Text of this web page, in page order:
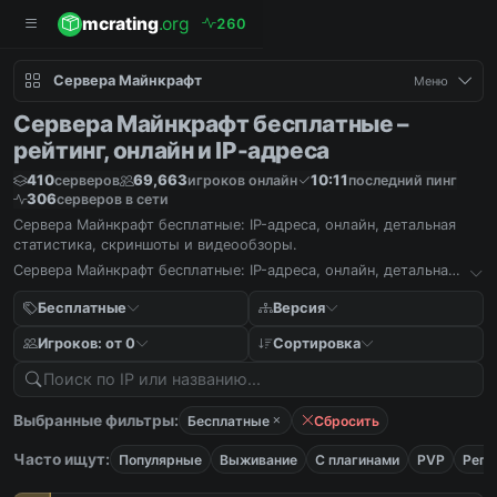
mcrating.org 260
Сервера Майнкрафт Меню
Сервера Майнкрафт бесплатные –
рейтинг, онлайн и IP-адреса
410серверов 69,663игроков онлайн 10:11 последний пинг
306серверов в сети
Сервера Майнкрафт бесплатные: IP-адреса, онлайн, детальная
статистика, скриншоты и видеообзоры.
Сервера Майнкрафт бесплатные: IP-адреса, онлайн, детальная
Бесплатные
Версия
Игроков: от 0 Сортировка
Выбранные фильтры: Бесплатные Сбросить
Часто ищут: Популярные Выживание С плагинами PVP